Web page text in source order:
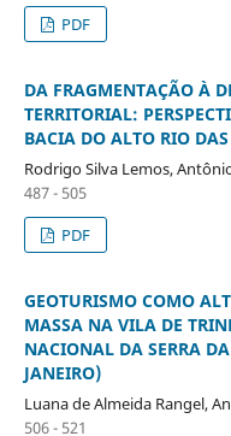
PDF
DA FRAGMENTAÇÃO À
TERRITORIAL:
BACIA DO ALTO RIO
Rodrigo Silva Lemos,
487 - 505
PDF
GEOTURISMO COMO
MASSA NA VILA DE
NACIONAL DA SERRA
JANEIRO)
Luana de Almeida Rangel,
506 - 521